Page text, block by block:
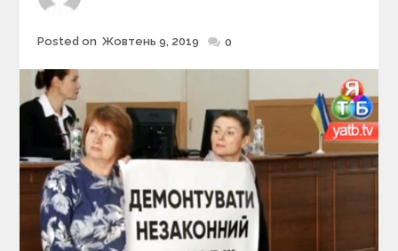
Posted
Posted on Жовтень 9, 2019 0